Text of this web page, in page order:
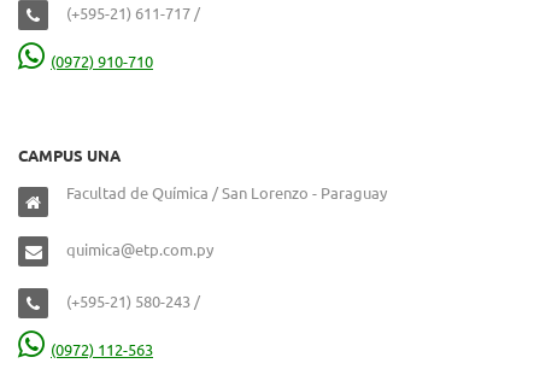
(+595-21) 611-717 /
(0972) 910-710
CAMPUS UNA
Facultad de Química / San Lorenzo - Paraguay
quimica@etp.com.py
(+595-21) 580-243 /
(0972) 112-563